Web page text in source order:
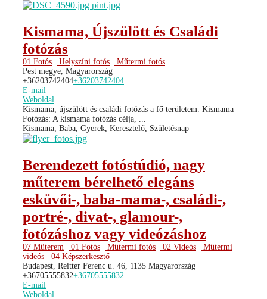
Kismama, Újszülött és Családi
fotózás
01 Fotós Helyszíni fotós
Műtermi fotós
Pest megye, Magyarország
+36203742404+36203742404
E-mail
Weboldal
Kismama, újszülött és családi fotózás a fő területem. Kismama
Fotózás: A kismama fotózás célja, ...
Kismama, Baba, Gyerek, Keresztelő, Születésnap
Berendezett fotóstúdió, nagy
műterem bérelhető elegáns
esküvői-, baba-mama-, családi-,
portré-, divat-, glamour-,
fotózáshoz vagy videózáshoz
07 Műterem 01 Fotós Műtermi fotós 02 Videós
Műtermi
videós
04 Képszerkesztő
Budapest, Reitter Ferenc u. 46, 1135 Magyarország
+36705555832+36705555832
E-mail
Weboldal